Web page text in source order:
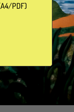
PDF)